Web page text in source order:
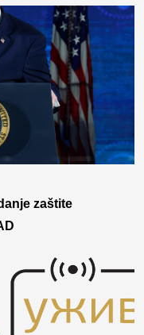
zaštite